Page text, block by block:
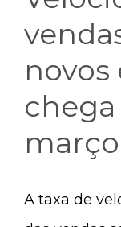
novos
chega
março
A taxa de